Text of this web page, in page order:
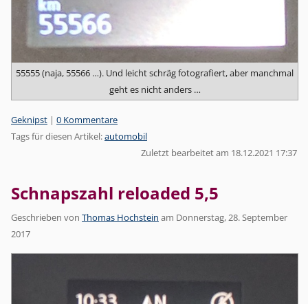
55555 (naja, 55566 …). Und leicht schräg fotografiert, aber manchmal
geht es nicht anders …
Kategorien:
Geknipst | 0 Kommentare
Tags für diesen Artikel:automobil
Zuletzt bearbeitet am 18.12.2021 17:37
Schnapszahl reloaded 5,5
Geschrieben von Thomas Hochstein am Donnerstag, 28. September
2017